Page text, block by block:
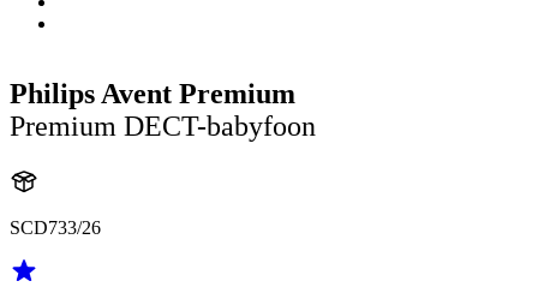
Philips Avent Premium
Premium DECT-babyfoon
SCD733/26